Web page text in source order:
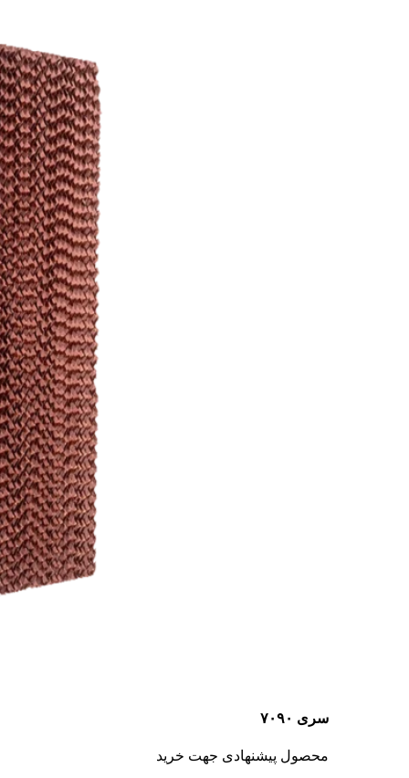
سری ۷۰۹۰
محصول پیشنهادی جهت خرید